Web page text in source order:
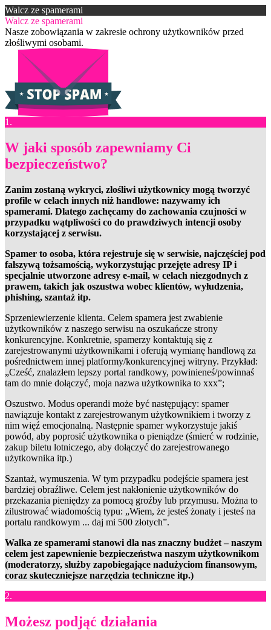
Walcz ze spamerami
Walcz ze spamerami
Nasze zobowiązania w zakresie ochrony użytkowników przed
złośliwymi osobami.
1.
W jaki sposób zapewniamy Ci
bezpieczeństwo?
Zanim zostaną wykryci, złośliwi użytkownicy mogą tworzyć
profile w celach innych niż handlowe: nazywamy ich
spamerami. Dlatego zachęcamy do zachowania czujności w
przypadku wątpliwości co do prawdziwych intencji osoby
korzystającej z serwisu.
Spamer to osoba, która rejestruje się w serwisie, najczęściej pod
fałszywą tożsamością, wykorzystując przejęte adresy IP i
specjalnie utworzone adresy e-mail, w celach niezgodnych z
prawem, takich jak oszustwa wobec klientów, wyłudzenia,
phishing, szantaż itp.
Sprzeniewierzenie klienta. Celem spamera jest zwabienie
użytkowników z naszego serwisu na oszukańcze strony
konkurencyjne. Konkretnie, spamerzy kontaktują się z
zarejestrowanymi użytkownikami i oferują wymianę handlową za
pośrednictwem innej platformy/konkurencyjnej witryny. Przykład:
„Cześć, znalazłem lepszy portal randkowy, powinieneś/powinnaś
tam do mnie dołączyć, moja nazwa użytkownika to xxx”;
Oszustwo. Modus operandi może być następujący: spamer
nawiązuje kontakt z zarejestrowanym użytkownikiem i tworzy z
nim więź emocjonalną. Następnie spamer wykorzystuje jakiś
powód, aby poprosić użytkownika o pieniądze (śmierć w rodzinie,
zakup biletu lotniczego, aby dołączyć do zarejestrowanego
użytkownika itp.)
Szantaż, wymuszenia. W tym przypadku podejście spamera jest
bardziej obraźliwe. Celem jest nakłonienie użytkowników do
przekazania pieniędzy za pomocą groźby lub przymusu. Można to
zilustrować wiadomością typu: „Wiem, że jesteś żonaty i jesteś na
portalu randkowym ... daj mi 500 złotych”.
Walka ze spamerami stanowi dla nas znaczny budżet – naszym
celem jest zapewnienie bezpieczeństwa naszym użytkownikom
(moderatorzy, służby zapobiegające nadużyciom finansowym,
coraz skuteczniejsze narzędzia techniczne itp.)
2.
Możesz podjąć działania